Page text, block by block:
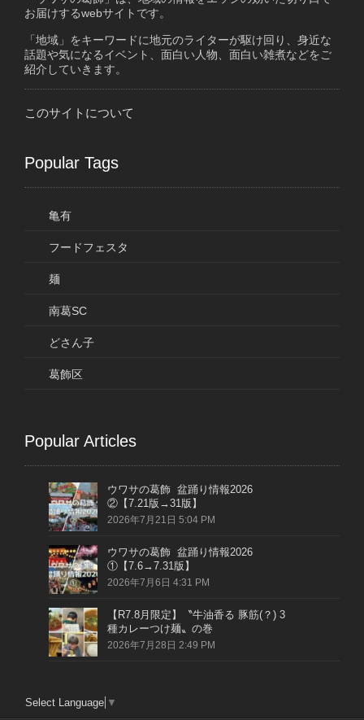
お届けするwebサイトです。
「地域」をキーワードに地元のライターが駆け回り、身近な
話題や気になるイベント、面白い人物、面白い雑煮などをご
紹介していきます。
このサイトについて
Popular Tags
亀有
フードフェスタ
麺
南葛SC
どさん子
葛飾区
Popular Articles
ウワサの葛飾 盆踊り情報2026
②【7.21版→31版】
2026年7月21日 5:04 PM
ウワサの葛飾 盆踊り情報2026
①【7.6→7.31版】
2026年7月6日 4:31 PM
【R7.8月限定】〝牛油香る 豚筋(？) 3
種カレーつけ麺〟の巻
2026年7月28日 2:49 PM
Select Language ▼